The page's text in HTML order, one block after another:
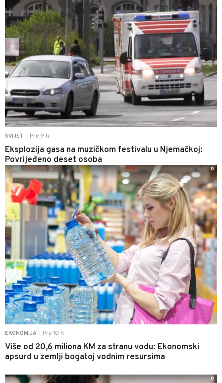
SVIJET Pre 9 h
Eksplozija gasa na muzičkom festivalu u Njemačkoj:
Povrijeđeno deset osoba
EKONOMIJA Pre 10 h
Više od 20,6 miliona KM za stranu vodu: Ekonomski
apsurd u zemlji bogatoj vodnim resursima
0
0